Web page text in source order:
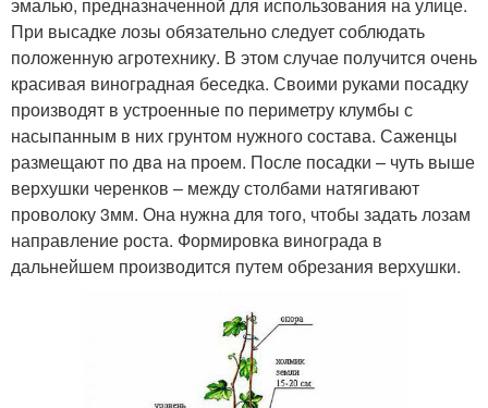
При высадке лозы обязательно следует соблюдать
положенную агротехнику. В этом случае получится очень
красивая виноградная беседка. Своими руками посадку
производят в устроенные по периметру клумбы с
насыпанным в них грунтом нужного состава. Саженцы
размещают по два на проем. После посадки – чуть выше
верхушки черенков – между столбами натягивают
проволоку 3мм. Она нужна для того, чтобы задать лозам
направление роста. Формировка винограда в
дальнейшем производится путем обрезания верхушки.